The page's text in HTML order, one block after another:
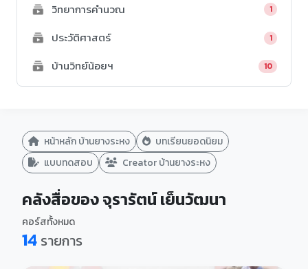
วิทยาการคำนวณ 1
ประวัติศาสตร์ 1
บ้านวิทย์น้อยฯ 10
หน้าหลัก บ้านยางระหง
บทเรียนยอดนิยม
แบบทดสอบ
Creator บ้านยางระหง
คลังสื่อของ จุรารัตน์ เย็นวัฒนา
คอร์สทั้งหมด
14 รายการ